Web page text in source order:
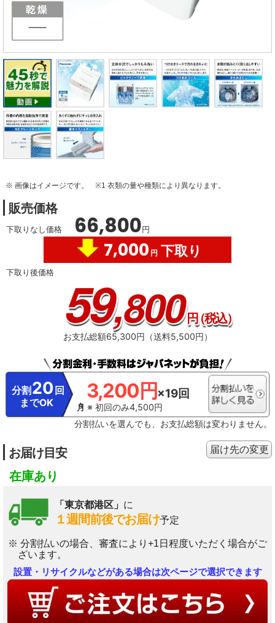
※ 画像はイメージです。 ※1 衣類の量や種類により異なります。
販売価格
下取りなし価格 66,800円
7,000 円 下取り
下取り後価格 59,800円（税込）
お支払総額65,300円（送料5,500円）
分割 20 回
までOK
3,200円×19回
※ 初回のみ4,500円
分割払いを選んでも、お支払総額は変わりません。
お届け目安
在庫あり
「東京都港区」 に
１週間前後でお届け予定
※ 分割払いの場合、審査により+1日程度いただく場合がご
ざいます。
届け先の変更
設置・リサイクルなどがある場合は次ページで選択できます